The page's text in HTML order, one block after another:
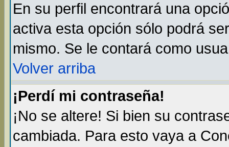
En su perfil encontrará una
activa esta opción sólo podrá
mismo. Se le contará como
Volver arriba
¡Perdí mi contraseña!
¡No se altere! Si bien su
cambiada. Para esto vaya a